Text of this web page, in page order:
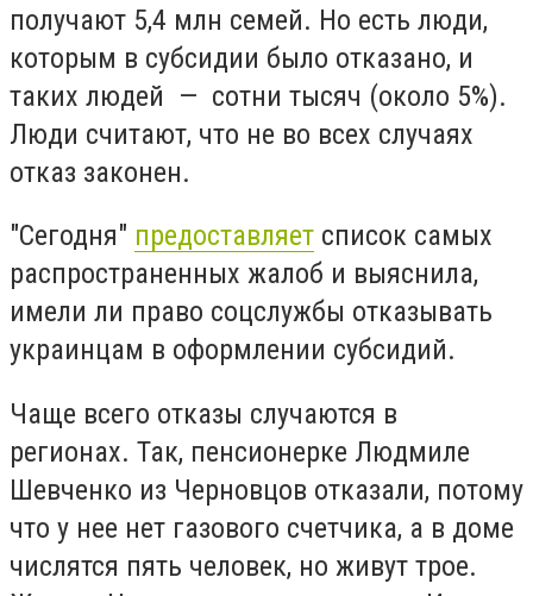
получают 5,4 млн семей. Но есть люди,
которым в субсидии было отказано, и
таких людей — сотни тысяч (около 5%).
Люди считают, что не во всех случаях
отказ законен.
"Сегодня" предоставляет список самых
распространенных жалоб и выяснила,
имели ли право соцслужбы отказывать
украинцам в оформлении субсидий.
Чаще всего отказы случаются в
регионах. Так, пенсионерке Людмиле
Шевченко из Черновцов отказали, потому
что у нее нет газового счетчика, а в доме
числятся пять человек, но живут трое.